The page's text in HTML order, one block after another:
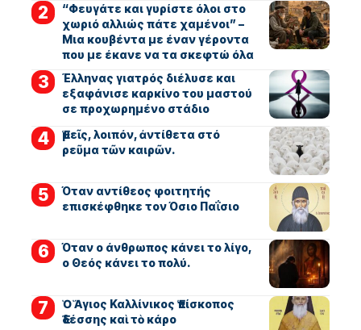
“Φευγάτε και γυρίστε όλοι στο
χωριό αλλιώς πάτε χαμένοι” –
Μια κουβέντα με έναν γέροντα
που με έκανε να τα σκεφτώ όλα
Έλληνας γιατρός διέλυσε και
εξαφάνισε καρκίνο του μαστού
σε προχωρημένο στάδιο
Ἐμεῖς, λοιπόν, ἀντίθετα στό
ρεῦμα τῶν καιρῶν.
Όταν αντίθεος φοιτητής
επισκέφθηκε τον Όσιο Παΐσιο
Όταν ο άνθρωπος κάνει το λίγο,
ο Θεός κάνει το πολύ.
Ὁ Ἅγιος Καλλίνικος Ἐπίσκοπος
Ἐδέσσης καὶ τὸ κάρο